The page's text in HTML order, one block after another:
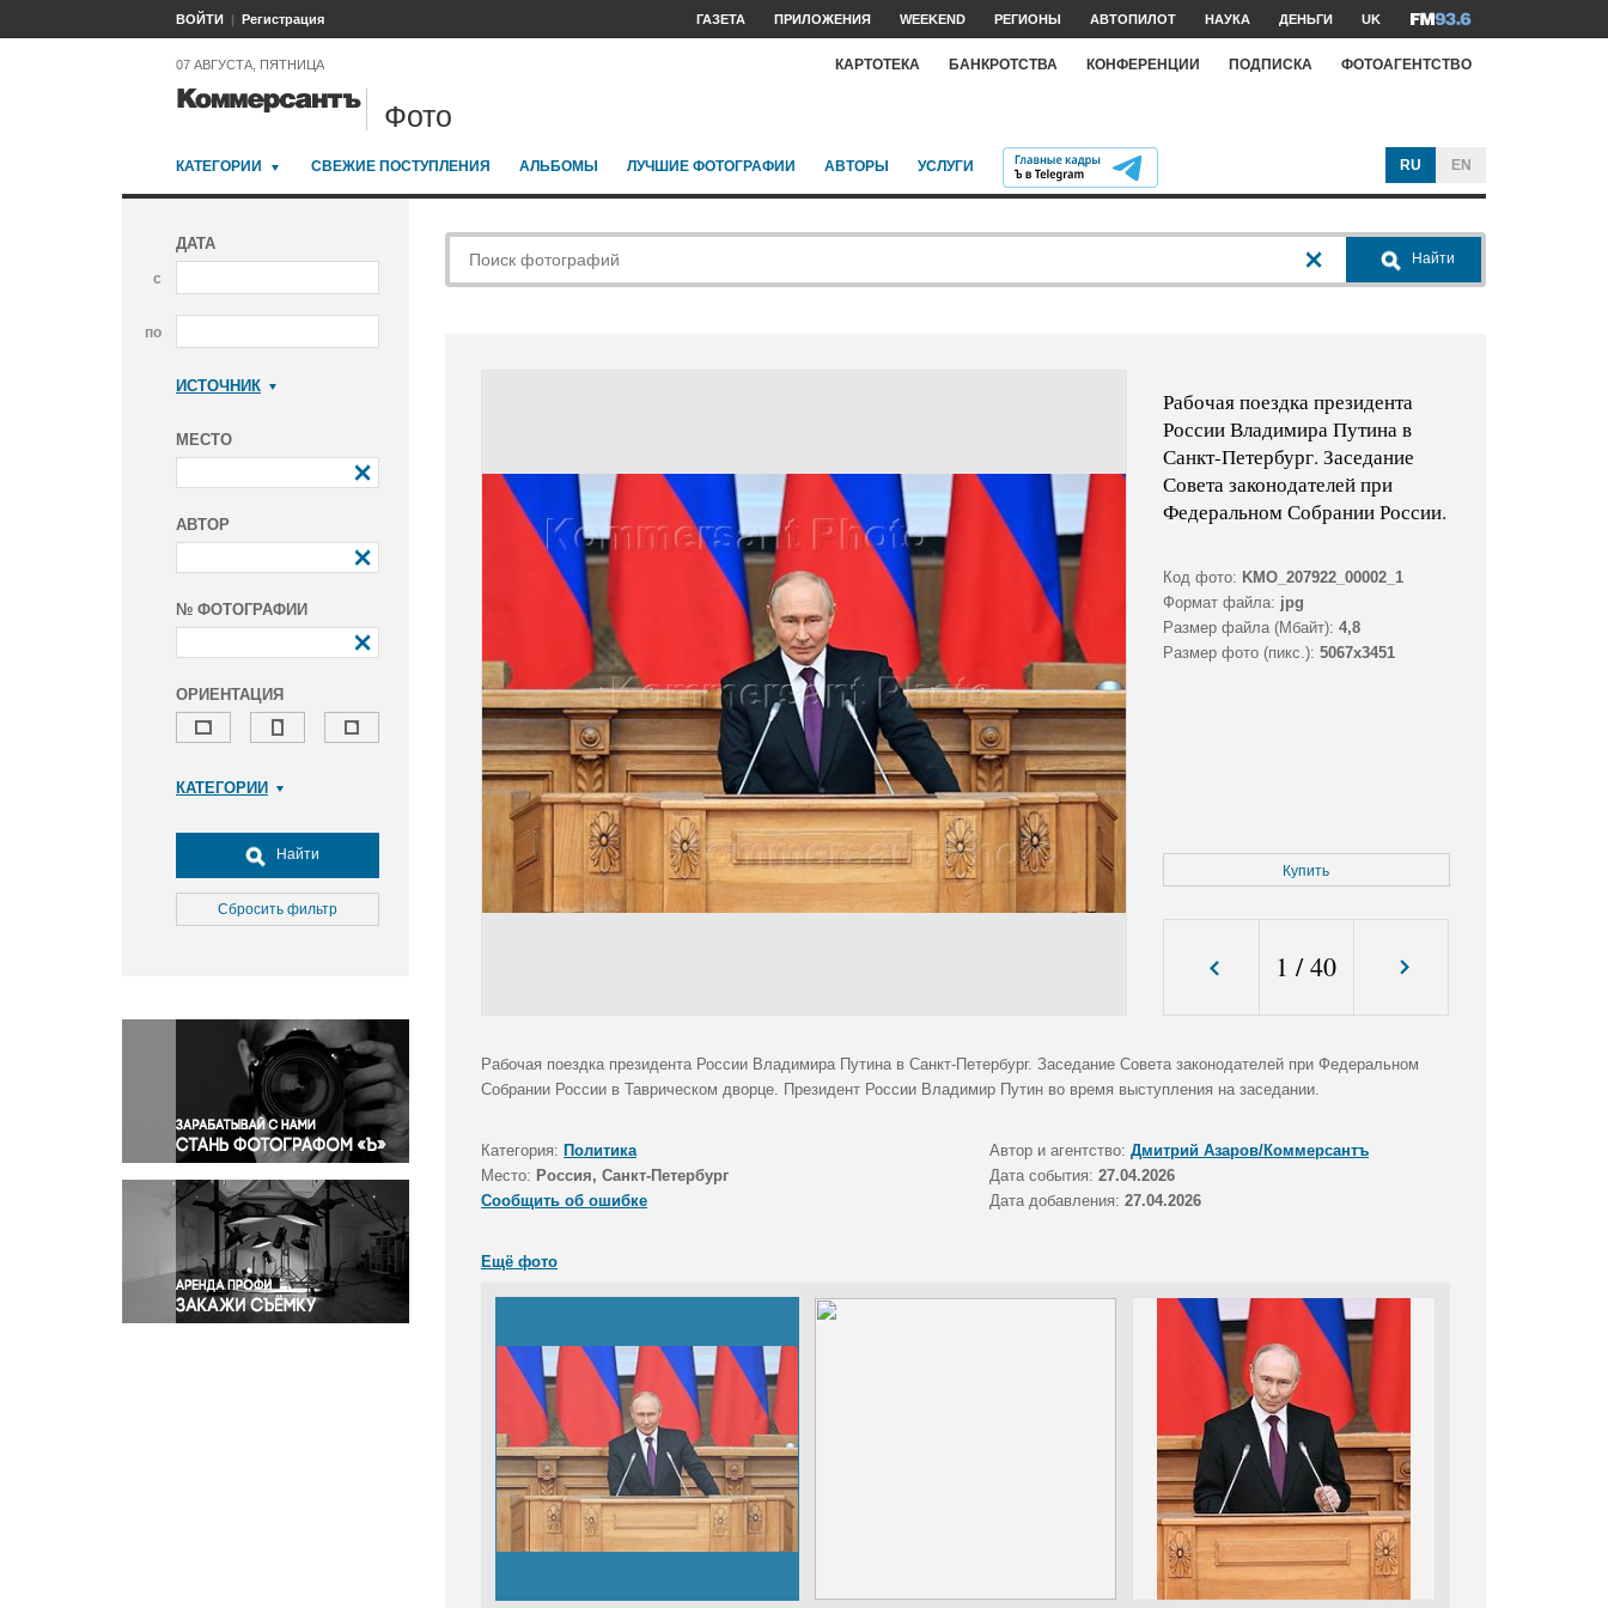
ВОЙТИ Регистрация ГАЗЕТА ПРИЛОЖЕНИЯ WEEKEND РЕГИОНЫ АВТОПИЛОТ НАУКА ДЕНЬГИ UK
07 АВГУСТА, ПЯТНИЦА КАРТОТЕКА БАНКРОТСТВА КОНФЕРЕНЦИИ ПОДПИСКА ФОТОАГЕНТСТВО
Фото
КАТЕГОРИИ СВЕЖИЕ ПОСТУПЛЕНИЯ АЛЬБОМЫ ЛУЧШИЕ ФОТОГРАФИИ АВТОРЫ УСЛУГИ RU EN
ДАТА
с
по
ИСТОЧНИК
МЕСТО
АВТОР
№ ФОТОГРАФИИ
ОРИЕНТАЦИЯ
КАТЕГОРИИ
Досуг, туризм и отдых
Культура
Медицина
Окружающая среда
Политика
Правосудие
Происшествия и конфликты
Религия
Светская жизнь
Спорт
Экология
Экономика и бизнес
Найти
Сбросить фильтр
Найти
Рабочая поездка президента
России Владимира Путина в
Санкт-Петербург. Заседание
Совета законодателей при
Федеральном Собрании России.
Код фото: KMO_207922_00002_1
Формат файла: jpg
Размер файла (Мбайт): 4,8
Размер фото (пикс.): 5067x3451
Купить
1 /40
Рабочая поездка президента России Владимира Путина в Санкт-Петербург. Заседание Совета законодателей при Федеральном
Собрании России в Таврическом дворце. Президент России Владимир Путин во время выступления на заседании.
Категория: Политика Автор и агентство: Дмитрий Азаров/Коммерсантъ
Место: Россия, Санкт-Петербург Дата события: 27.04.2026
Сообщить об ошибке
Дата добавления: 27.04.2026
Ещё фото